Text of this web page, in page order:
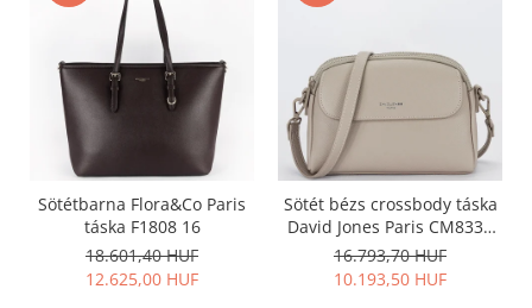
Sötétbarna Flora&Co Paris
táska F1808 16
18.601,40 HUF
12.625,00 HUF
Sötét bézs crossbody táska
David Jones Paris CM8330
15
16.793,70 HUF
10.193,50 HUF